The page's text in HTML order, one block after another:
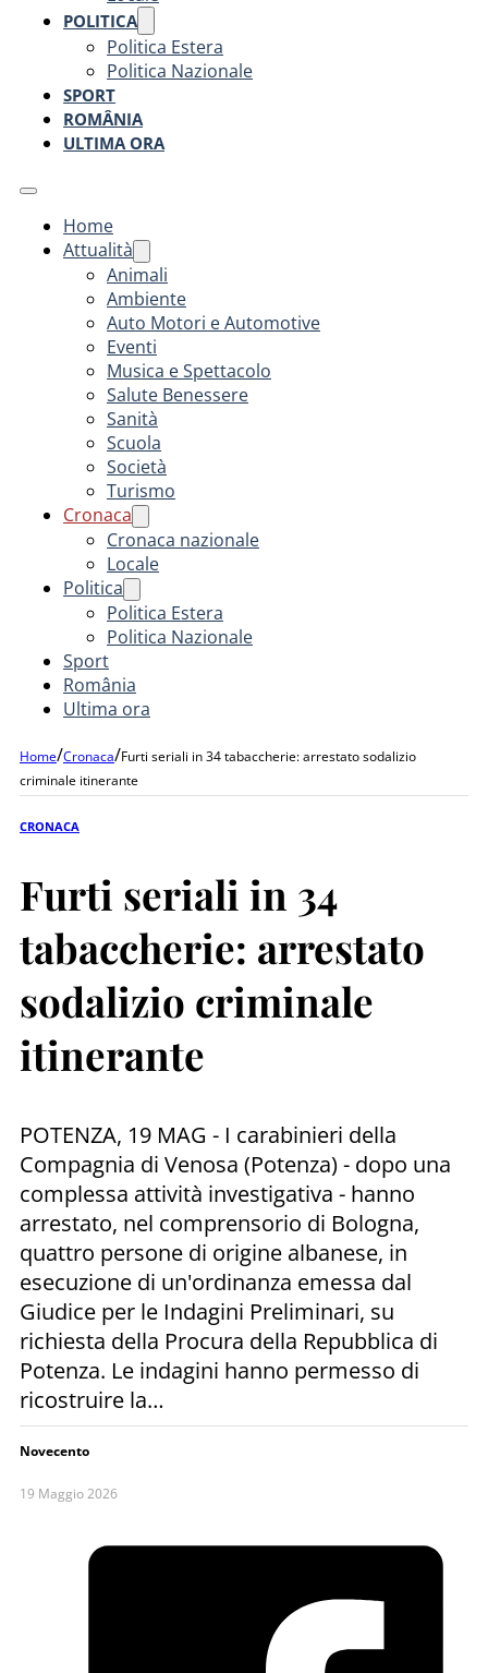
POLITICA
Politica Estera
Politica Nazionale
SPORT
ROMÂNIA
ULTIMA ORA
Home
Attualità
Animali
Ambiente
Auto Motori e Automotive
Eventi
Musica e Spettacolo
Salute Benessere
Sanità
Scuola
Società
Turismo
Cronaca
Cronaca nazionale
Locale
Politica
Politica Estera
Politica Nazionale
Sport
România
Ultima ora
Home/Cronaca/Furti seriali in 34 tabaccherie: arrestato sodalizio
criminale itinerante
CRONACA
Furti seriali in 34
tabaccherie: arrestato
sodalizio criminale
itinerante
POTENZA, 19 MAG - I carabinieri della
Compagnia di Venosa (Potenza) - dopo una
complessa attività investigativa - hanno
arrestato, nel comprensorio di Bologna,
quattro persone di origine albanese, in
esecuzione di un'ordinanza emessa dal
Giudice per le Indagini Preliminari, su
richiesta della Procura della Repubblica di
Potenza. Le indagini hanno permesso di
ricostruire la…
Novecento
19 Maggio 2026